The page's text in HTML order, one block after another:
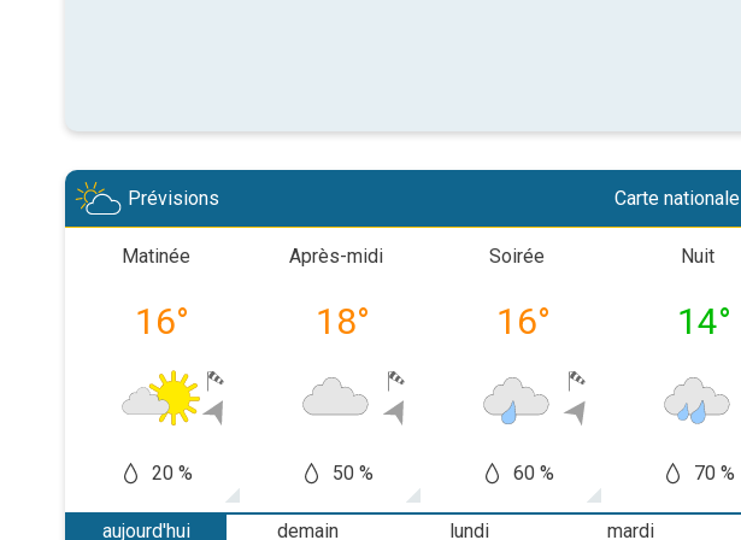
Prévisions Carte nationale
Matinée
16°
20 %
Après-midi
18°
50 %
Soirée
16°
60 %
Nuit
14°
70 %
aujourd'hui
demain
lundi
mardi